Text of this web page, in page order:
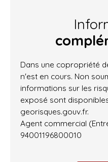
Dans une copropriété
n'est en cours. Non
informations sur les
exposé sont
georisques.gouv.fr.
Agent commercial
94001196800010